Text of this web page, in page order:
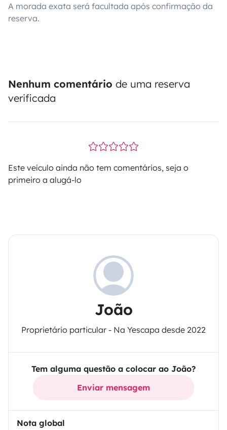
A morada exata será facultada após confirmação da
reserva.
Nenhum comentário de uma reserva
verificada
Este veículo ainda não tem comentários, seja o
primeiro a alugá-lo
João
Proprietário particular - Na Yescapa desde 2022
Tem alguma questão a colocar ao João?
Enviar mensagem
Nota global